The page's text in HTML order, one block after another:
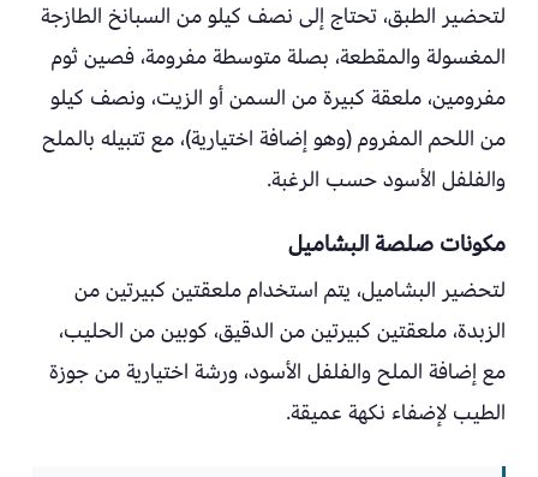
لتحضير الطبق، تحتاج إلى نصف كيلو من السبانخ الطازجة
المغسولة والمقطعة، بصلة متوسطة مفرومة، فصين ثوم
مفرومين، ملعقة كبيرة من السمن أو الزيت، ونصف كيلو
من اللحم المفروم (وهو إضافة اختيارية)، مع تتبيله بالملح
والفلفل الأسود حسب الرغبة.
مكونات صلصة البشاميل
لتحضير البشاميل، يتم استخدام ملعقتين كبيرتين من
الزبدة، ملعقتين كبيرتين من الدقيق، كوبين من الحليب،
مع إضافة الملح والفلفل الأسود، ورشة اختيارية من جوزة
الطيب لإضفاء نكهة عميقة.